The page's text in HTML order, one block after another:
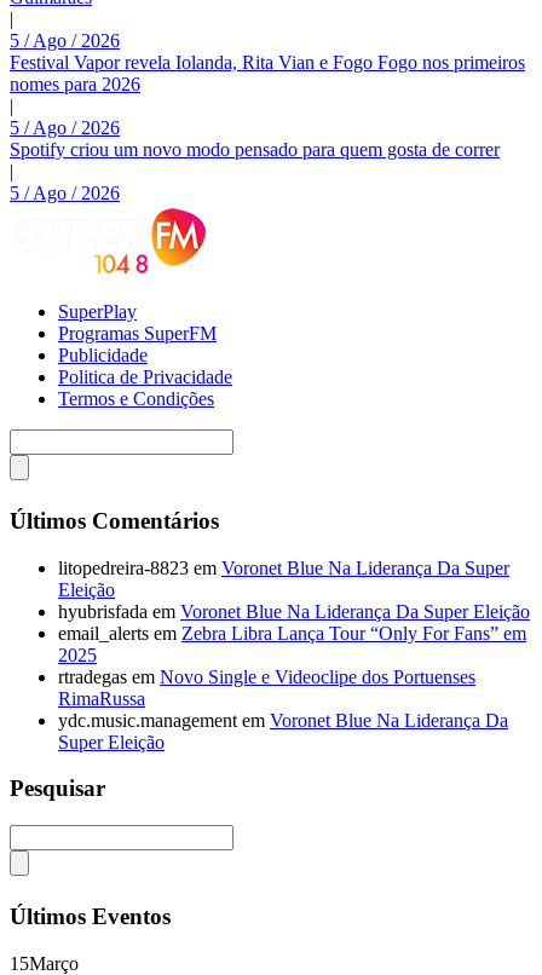
|
5 / Ago / 2026
Festival Vapor revela Iolanda, Rita Vian e Fogo Fogo nos primeiros
nomes para 2026
|
5 / Ago / 2026
Spotify criou um novo modo pensado para quem gosta de correr
|
5 / Ago / 2026
SuperPlay
Programas SuperFM
Publicidade
Politica de Privacidade
Termos e Condições
Últimos Comentários
litopedreira-8823 em Voronet Blue Na Liderança Da Super
Eleição
hyubrisfada em Voronet Blue Na Liderança Da Super Eleição
email_alerts em Zebra Libra Lança Tour “Only For Fans” em
2025
rtradegas em Novo Single e Videoclipe dos Portuenses
RimaRussa
ydc.music.management em Voronet Blue Na Liderança Da
Super Eleição
Pesquisar
Últimos Eventos
15Março